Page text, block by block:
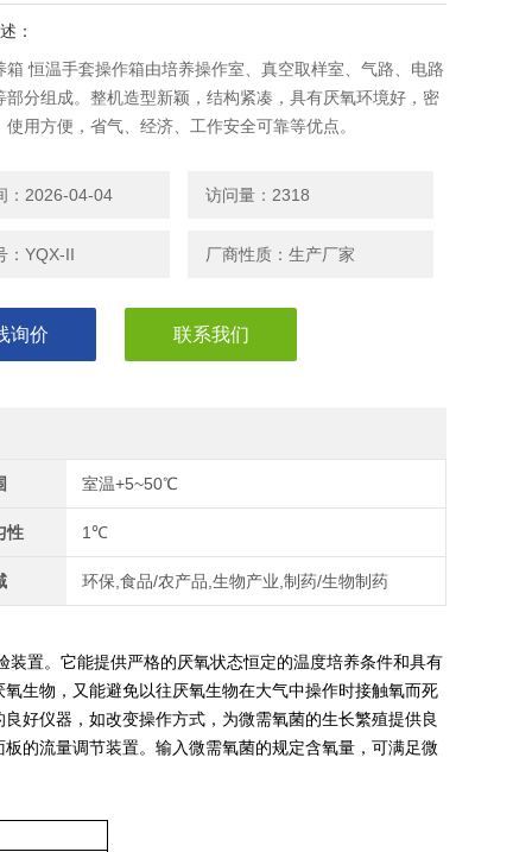
：
箱 恒温手套操作箱由培养操作室、真空取样室、气路、电路
部分组成。整机造型新颖，结构紧凑，具有厌氧环境好，密
使用方便，省气、经济、工作安全可靠等优点。
：2026-04-04 访问量：2318
：YQX-II 厂商性质：生产厂家
询价 联系我们
室温+5~50℃
性 1℃
环保,食品/农产品,生物产业,制药/生物制药
置。它能提供严格的厌氧状态恒定的温度培养条件和具有
生物，又能避免以往厌氧生物在大气中操作时接触氧而死
好仪器，如改变操作方式，为微需氧菌的生长繁殖提供良
的流量调节装置。输入微需氧菌的规定含氧量，可满足微